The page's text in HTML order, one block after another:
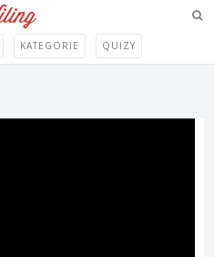
KATEGORIE QUIZY